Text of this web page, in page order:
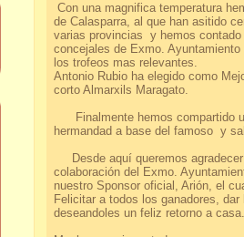
Con una magnifica temperatura
de Calasparra, al que han asitido
varias provincias y hemos
concejales de Exmo.
los trofeos mas
Antonio Rubio ha elegido como
corto Almarxils Maragato.
Finalmente hemos compartido
hermandad a base del famoso y
Desde aquí queremos
colaboración del Exmo.
nuestro Sponsor oficial, Arión, el
Felicitar a todos los ganadores,
deseandoles un feliz retorno a casa.